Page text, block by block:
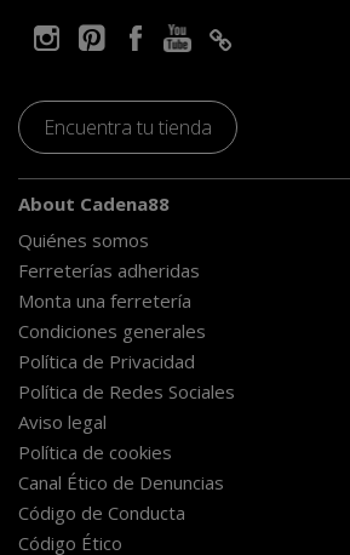
Encuentra tu tienda
About Cadena88
Quiénes somos
Ferreterías adheridas
Monta una ferretería
Condiciones generales
Política de Privacidad
Política de Redes Sociales
Aviso legal
Política de cookies
Canal Ético de Denuncias
Código de Conducta
Código Ético